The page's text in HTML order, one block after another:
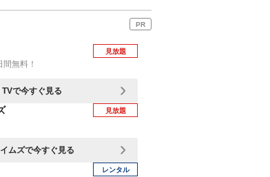
PR
無料！
見放題
TVで今すぐ見る
見放題
ムズで今すぐ見る
レンタル